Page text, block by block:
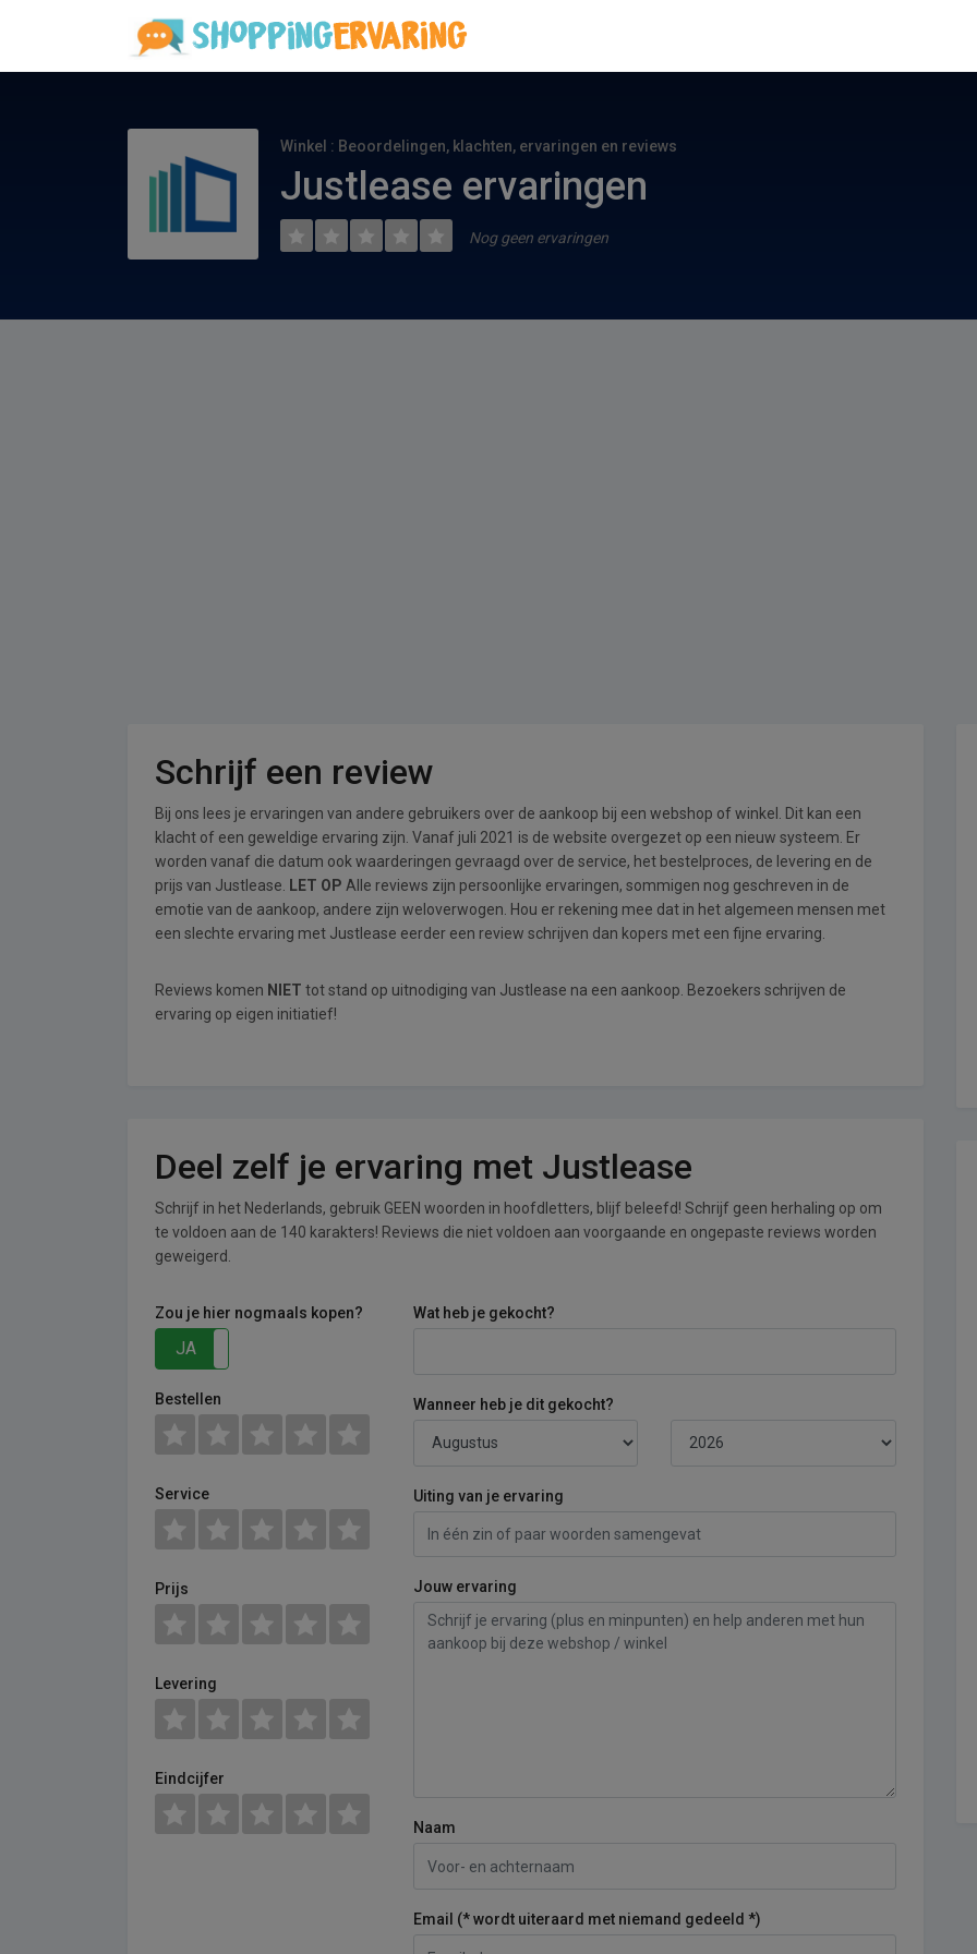
Winkel : Beoordelingen, klachten, ervaringen en reviews
Justlease ervaringen
Nog geen ervaringen
Schrijf een review
Bij ons lees je ervaringen van andere gebruikers over de aankoop bij een webshop of winkel. Dit kan een
klacht of een geweldige ervaring zijn. Vanaf juli 2021 is de website overgezet op een nieuw systeem. Er
worden vanaf die datum ook waarderingen gevraagd over de service, het bestelproces, de levering en de
prijs van Justlease.
LET OP Alle reviews zijn persoonlijke ervaringen, sommigen nog geschreven in de
emotie van de aankoop, andere zijn weloverwogen. Hou er rekening mee dat in het algemeen mensen met
een slechte ervaring met Justlease eerder een review schrijven dan kopers met een fijne ervaring.
Reviews komen NIET tot stand op uitnodiging van Justlease na een aankoop. Bezoekers schrijven de
ervaring op eigen initiatief!
Deel zelf je ervaring met Justlease
Schrijf in het Nederlands, gebruik GEEN woorden in hoofdletters, blijf beleefd! Schrijf geen herhaling op om
te voldoen aan de 140 karakters! Reviews die niet voldoen aan voorgaande en ongepaste reviews worden
geweigerd.
Zou je hier nogmaals kopen?
JA
Bestellen
Service
Prijs
Levering
Eindcijfer
Wat heb je gekocht?
Wanneer heb je dit gekocht?
Uiting van je ervaring
Jouw ervaring
Naam
Email (* wordt uiteraard met niemand gedeeld *)